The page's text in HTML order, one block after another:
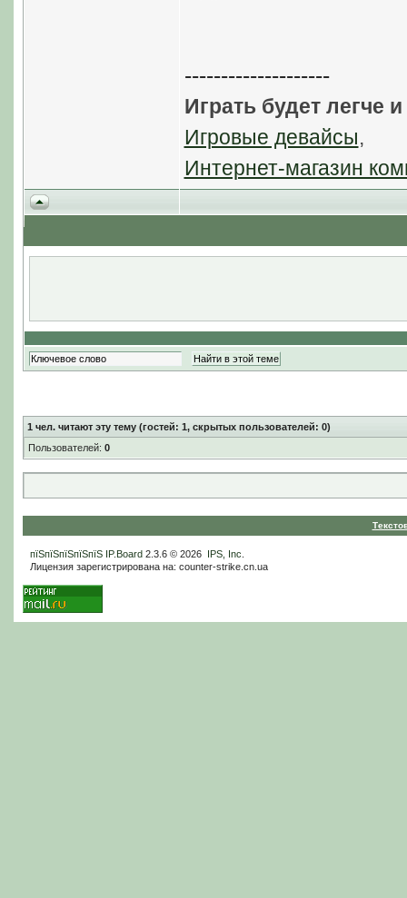
--------------------
Играть будет легче
Игровые девайсы,
Интернет-магазин
1 чел. читают эту тему (гостей: 1, скрытых пользователей: 0)
Пользователей: 0
пїЅпїЅпїЅпїЅпїЅ IP.Board2.3.6 © 2026 IPS, Inc
Лицензия зарегистрирована на: counter-strike.cn.ua